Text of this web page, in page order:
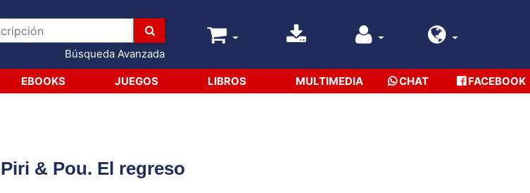
Búsqueda Avanzada
EBOOKS JUEGOS LIBROS MULTIMEDIA CHAT FACEBOOK
Piri & Pou. El regreso